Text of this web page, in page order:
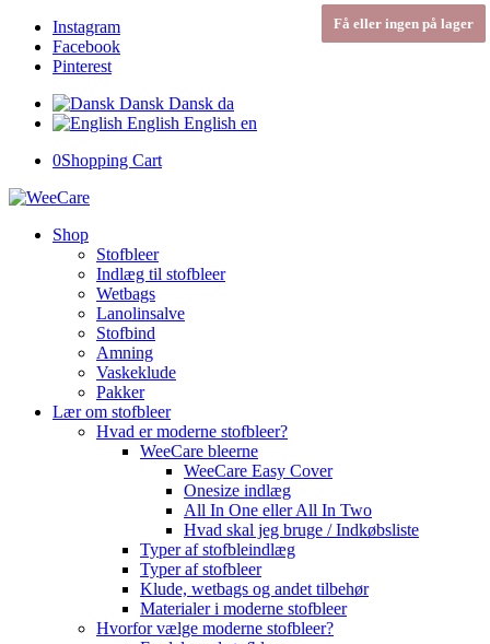
Instagram
Facebook
Pinterest
Dansk Dansk da
English English en
0Shopping Cart
Shop
Stofbleer
Indlæg til stofbleer
Wetbags
Lanolinsalve
Stofbind
Amning
Vaskeklude
Pakker
Lær om stofbleer
Hvad er moderne stofbleer?
WeeCare bleerne
WeeCare Easy Cover
Onesize indlæg
All In One eller All In Two
Hvad skal jeg bruge / Indkøbsliste
Typer af stofbleindlæg
Typer af stofbleer
Klude, wetbags og andet tilbehør
Materialer i moderne stofbleer
Hvorfor vælge moderne stofbleer?
Få eller ingen på lager
Få eller ingen på lager
Få eller ingen på lager